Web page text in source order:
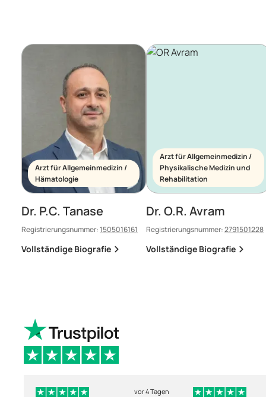
Arzt für Allgemeinmedizin /
Hämatologie
Dr. P.C. Tanase
Registrierungsnummer:1505016161
Vollständige Biografie
Arzt für Allgemeinmedizin /
Physikalische Medizin und
Rehabilitation
Dr. O.R. Avram
Registrierungsnummer:2791501228
Vollständige Biografie
vor 4 Tagen